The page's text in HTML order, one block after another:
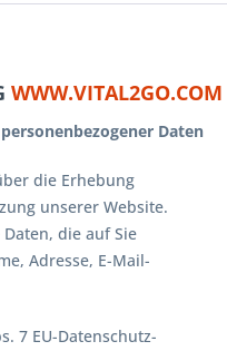
WWW.VITAL2GO.COM
Daten
die Erhebung
unserer Website.
die auf Sie
Adresse, E-Mail-
7 EU-Datenschutz-